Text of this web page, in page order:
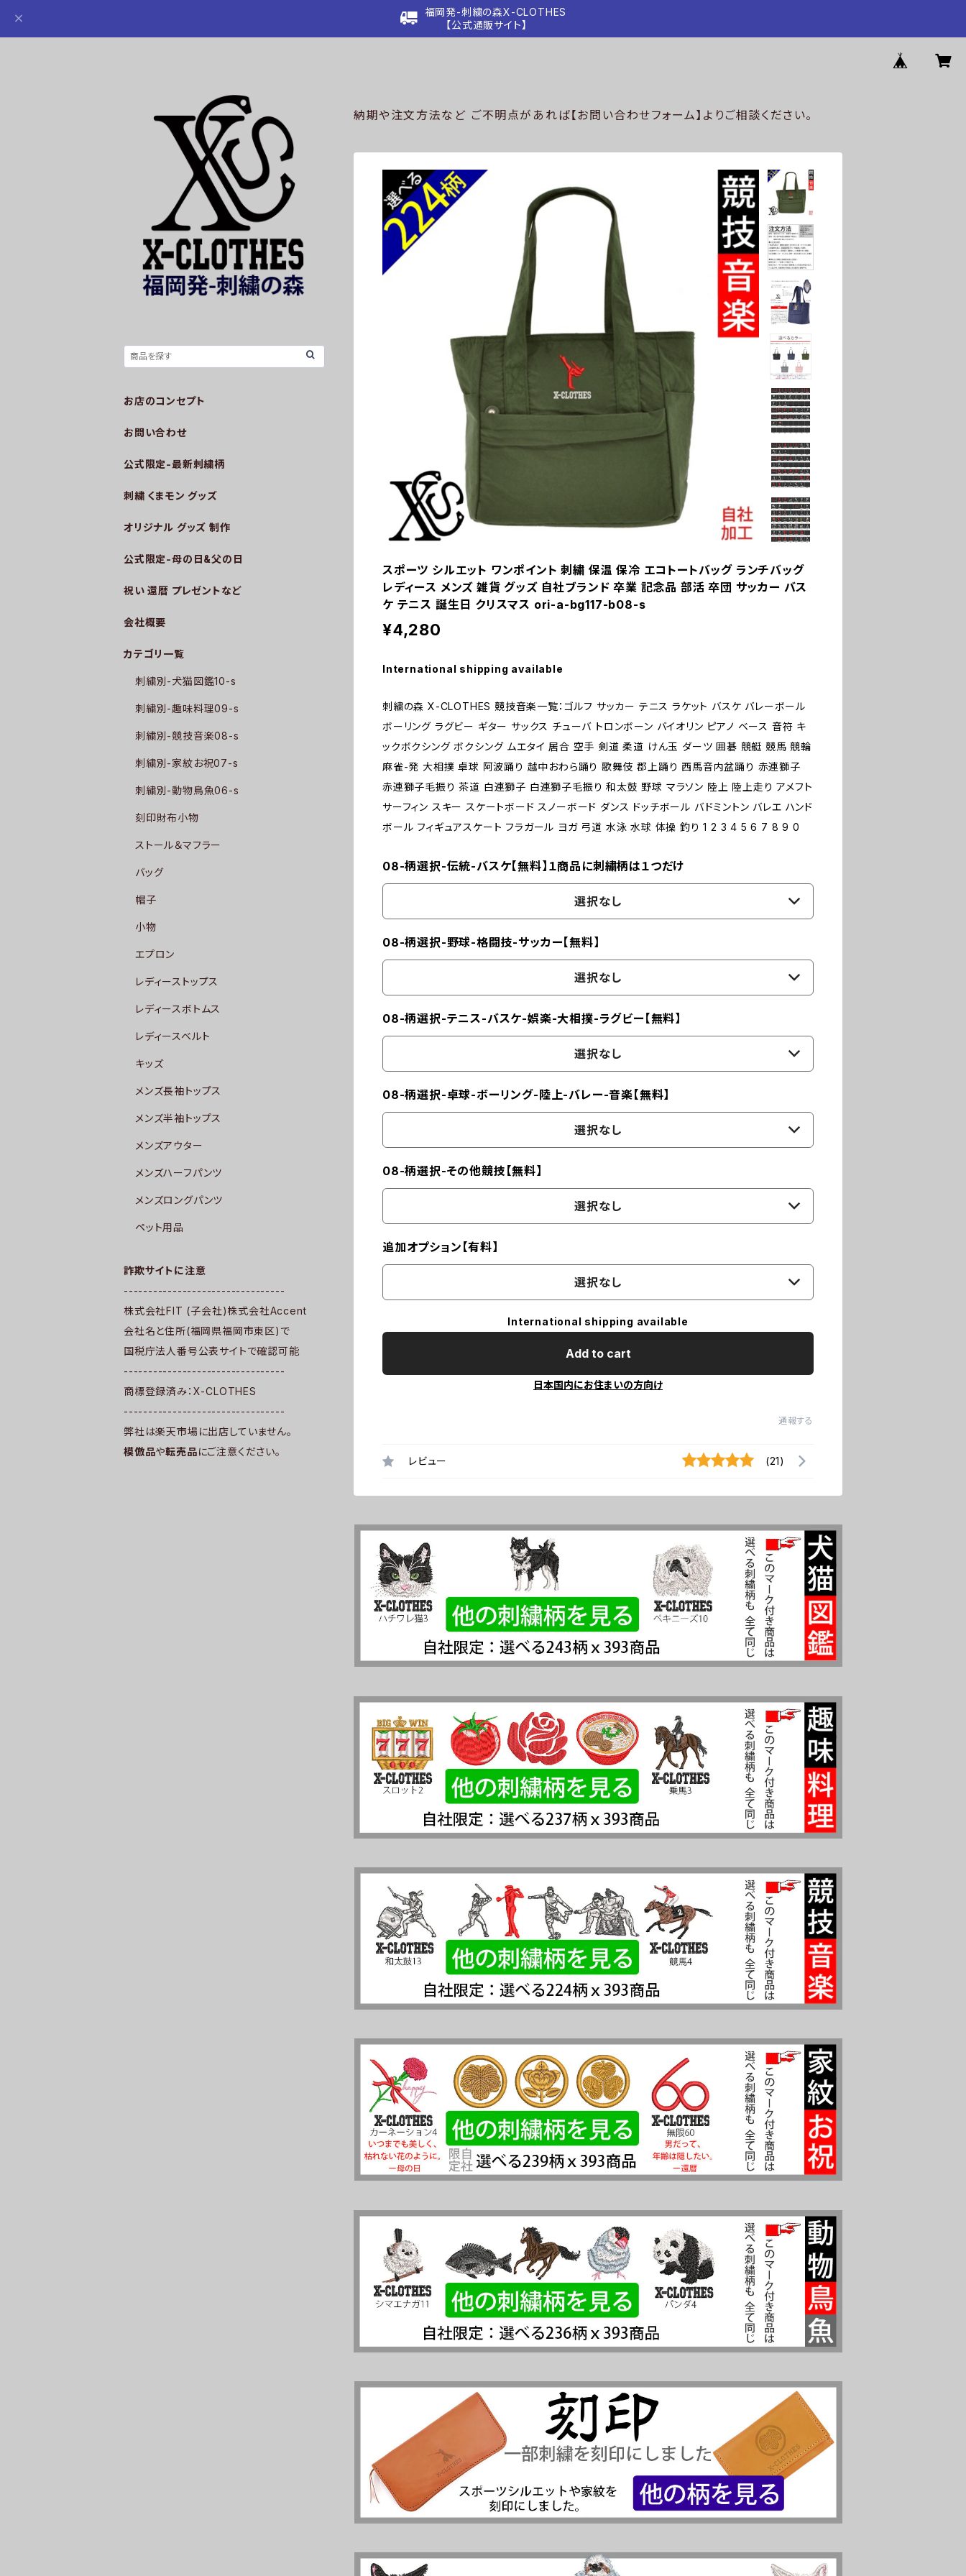
福岡発-刺繍の森X-CLOTHES
【公式通販サイト】
納期や注文方法など ご不明点があれば【お問い合わせフォーム】よりご相談ください。
スポーツ シルエット ワンポイント 刺繍 保温 保冷 エコトートバッグ ランチバッグ
レディース メンズ 雑貨 グッズ 自社ブランド 卒業 記念品 部活 卒団 サッカー バス
ケ テニス 誕生日 クリスマス ori-a-bg117-b08-s
¥4,280
International shipping available
刺繍の森 X-CLOTHES 競技音楽一覧：ゴルフ サッカー テニス ラケット バスケ バレーボール
ボーリング ラグビー ギター サックス チューバ トロンボーン バイオリン ピアノ ベース 音符 キ
ックボクシング ボクシング ムエタイ 居合 空手 剣道 柔道 けん玉 ダーツ 囲碁 競艇 競馬 競輪
麻雀-発 大相撲 卓球 阿波踊り 越中おわら踊り 歌舞伎 郡上踊り 西馬音内盆踊り 赤連獅子
赤連獅子毛振り 茶道 白連獅子 白連獅子毛振り 和太鼓 野球 マラソン 陸上 陸上走り アメフト
サーフィン スキー スケートボード スノーボード ダンス ドッチボール バドミントン バレエ ハンド
ボール フィギュアスケート フラガール ヨガ 弓道 水泳 水球 体操 釣り 1 2 3 4 5 6 7 8 9 0
08-柄選択-伝統-バスケ【無料】１商品に刺繍柄は１つだけ
選択なし
08-柄選択-野球-格闘技-サッカー【無料】
選択なし
08-柄選択-テニス-バスケ-娯楽-大相撲-ラグビー【無料】
選択なし
08-柄選択-卓球-ボーリング-陸上-バレー-音楽【無料】
選択なし
08-柄選択-その他競技【無料】
選択なし
追加オプション【有料】
選択なし
International shipping available
Add to cart
日本国内にお住まいの方向け
通報する
レビュー (21)
お店のコンセプト
お問い合わせ
公式限定-最新刺繍柄
刺繍 くまモン グッズ
オリジナル グッズ 制作
公式限定-母の日&父の日
祝い 還暦 プレゼントなど
会社概要
カテゴリ一覧
刺繍別-犬猫図鑑10-s
刺繍別-趣味料理09-s
刺繍別-競技音楽08-s
刺繍別-家紋お祝07-s
刺繍別-動物鳥魚06-s
刻印財布小物
ストール＆マフラー
バッグ
帽子
小物
エプロン
レディーストップス
レディースボトムス
レディースベルト
キッズ
メンズ長袖トップス
メンズ半袖トップス
メンズアウター
メンズハーフパンツ
メンズロングパンツ
ペット用品
詐欺サイトに注意
---------------------------------
株式会社FIT (子会社)株式会社Accent
会社名と住所(福岡県福岡市東区)で
国税庁法人番号公表サイトで確認可能
---------------------------------
商標登録済み：X-CLOTHES
---------------------------------
弊社は楽天市場に出店していません。
模倣品や転売品にご注意ください。